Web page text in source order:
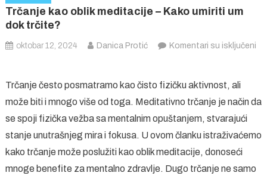
Trčanje kao oblik meditacije – Kako umiriti um
dok trčite?
oktobar 12, 2024 Danica Protić
Komentari su isključeni
kao
oblik
meditacije
–
Kako
Trčanje često posmatramo kao čisto fizičku aktivnost, ali
može biti i mnogo više od toga. Meditativno trčanje je način da
se spoji fizička vežba sa mentalnim opuštanjem, stvarajući
stanje unutrašnjeg mira i fokusa. U ovom članku istraživaćemo
kako trčanje može poslužiti kao oblik meditacije, donoseći
mnoge benefite za mentalno zdravlje. Dugo trčanje ne samo